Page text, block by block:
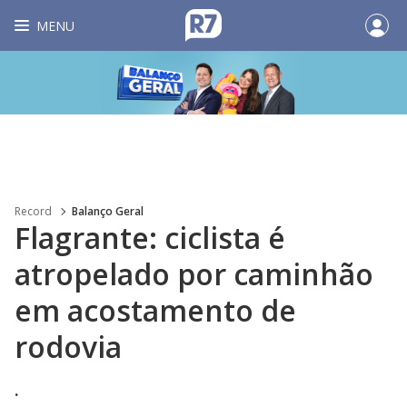
MENU
Record Balanço Geral
Flagrante: ciclista é
atropelado por caminhão
em acostamento de
rodovia
.